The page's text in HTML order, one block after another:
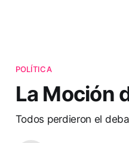
POLÍTICA
La Moción
Todos perdieron el